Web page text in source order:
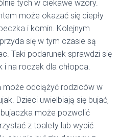
tych w ciekawe wzory.
może okazać się ciepły
i komin. Kolejnym
się w tym czasie są
Taki podarunek sprawdzi się
i na roczek dla chłopca.
może odciążyć rodziców w
Dzieci uwielbiają się bujać,
może pozwolić
z toalety lub wypić